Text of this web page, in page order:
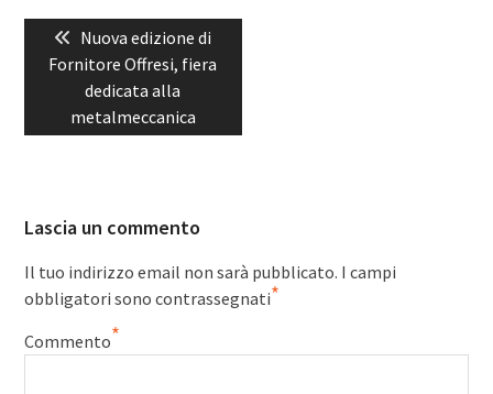
Navigazione
articoliPrevious
post:
Nuova edizione di
Fornitore Offresi, fiera
dedicata alla
metalmeccanica
Lascia un commento
Il tuo indirizzo email non sarà pubblicato. I campi
obbligatori sono contrassegnati*
Commento*